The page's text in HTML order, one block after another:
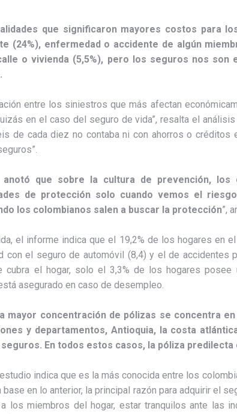
que significaron mayores costos para
(24%), enfermedad o accidente de algún
o vivienda (5,5%), pero los seguros nos son
entre los siniestros que más afectan
en el caso del seguro de vida”, resalta el
de cada diez no contaba ni con ahorros o créditos
que sobre la cultura de prevención, los
de protección solo cuando vemos el
los colombianos salen a buscar la protección”,
el informe indica que el 19,2% de los hogares en
con el seguro de automóvil (8,4) y el de accidentes
cubra el hogar, solo el 3,3% de los hogares posee
asegurado en caso de desempleo.
mayor concentración de pólizas se concentra
y departamentos, Antioquia, la costa
En todos estos casos, la póliza predilecta
indica que es la más conocida entre los
en lo anterior, la principal razón para adquirir el
los miembros del hogar, estar tranquilos ante las